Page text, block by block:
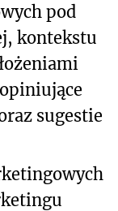
pod
kontekstu
sugestie